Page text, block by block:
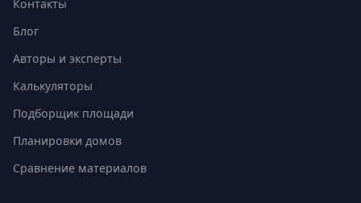
Контакты
Блог
Авторы и эксперты
Калькуляторы
Подборщик площади
Планировки домов
Сравнение материалов